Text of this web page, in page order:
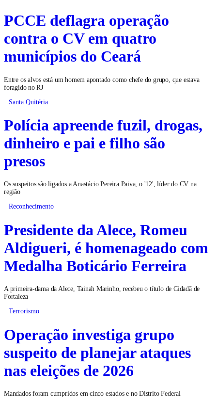
PCCE deflagra operação
contra o CV em quatro
municípios do Ceará
Entre os alvos está um homem apontado como chefe do grupo, que estava
foragido no RJ
Santa Quitéria
Polícia apreende fuzil, drogas,
dinheiro e pai e filho são
presos
Os suspeitos são ligados a Anastácio Pereira Paiva, o '12', líder do CV na
região
Reconhecimento
Presidente da Alece, Romeu
Aldigueri, é homenageado com
Medalha Boticário Ferreira
A primeira-dama da Alece, Tainah Marinho, recebeu o título de Cidadã de
Fortaleza
Terrorismo
Operação investiga grupo
suspeito de planejar ataques
nas eleições de 2026
Mandados foram cumpridos em cinco estados e no Distrito Federal